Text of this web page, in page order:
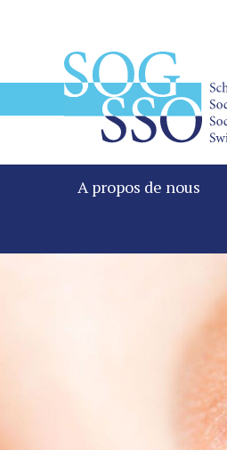
A propos de nous